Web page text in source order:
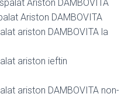
Ariston DAMBOVITA
Ariston DAMBOVITA
ariston DAMBOVITA la
ariston ieftin
ariston DAMBOVITA non-